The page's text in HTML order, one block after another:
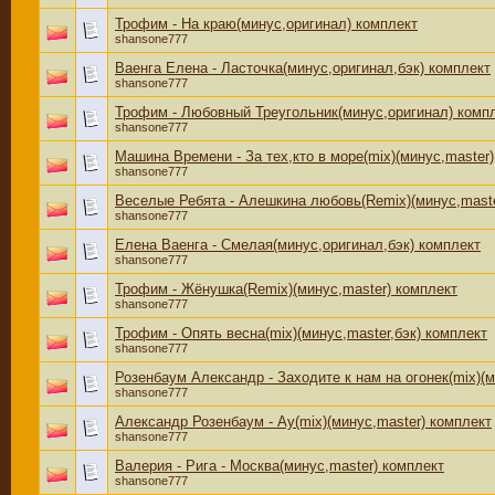
Трофим - На краю(минус,оригинал) комплект
shansone777
Ваенга Елена - Ласточка(минус,оригинал,бэк) комплект
shansone777
Трофим - Любовный Треугольник(минус,оригинал)
shansone777
Машина Времени - За тех,кто в море(mix)(минус,master)
shansone777
Веселые Ребята - Алешкина
shansone777
Елена Ваенга - Смелая(минус,оригинал,бэк) комплект
shansone777
Трофим - Жёнушка(Remix)(минус,master) комплект
shansone777
Трофим - Опять весна(mix)(минус,master,бэк) комплект
shansone777
Розенбаум Александр - Заходите к нам на
shansone777
Александр Розенбаум - Ау(mix)(минус,master) комплект
shansone777
Валерия - Рига - Москва(минус,master) комплект
shansone777